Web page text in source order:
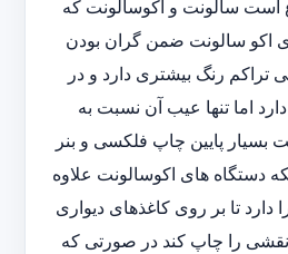
است سالونت و اکوسالونت که
اکو سالونت ضمن گران بودن
تراکم رنگ بیشتری دارد و در
اما تنها عیب آن نسبت به
پایین چاپ فلکسی و بنر
دستگاه های اکوسالونت علاوه
دارد تا بر روی کاغذهای دیواری
را چاپ کند در صورتی که